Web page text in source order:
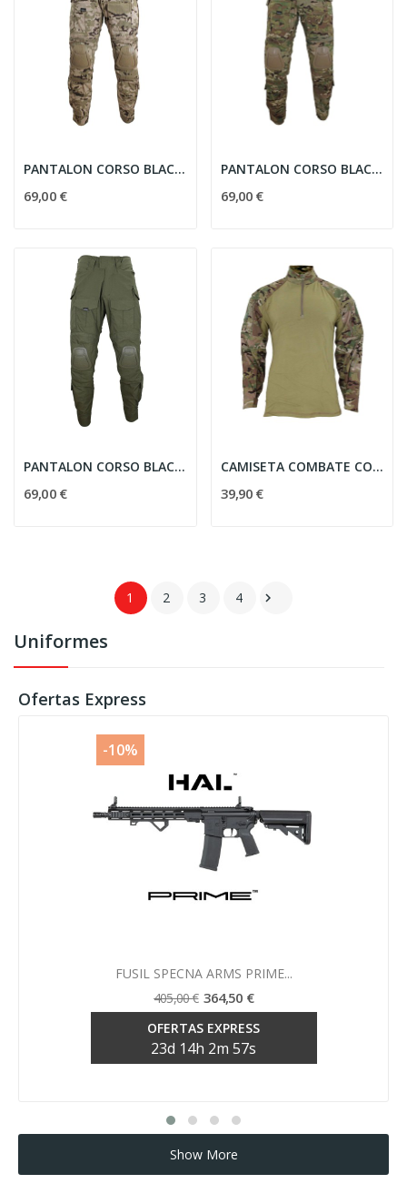
Uniformes
Ofertas Express
Vista rápida
FUSIL SPECNA ARMS PRIME...
405,00 € 364,50 €
OFERTAS EXPRESS
23d 14h 2m 56s
-10%
Show More
PANTALON CORSO BLACKBEARD COMBATE PIX. ARIDO
69,00 €
PANTALON CORSO BLACKBEARD COMBATE MULTICAM (L)
69,00 €
PANTALON CORSO BLACKBEARD COMBATE RANGER GREEN
69,00 €
CAMISETA COMBATE CORSO BLACKBEARD MULTICAM
39,90 €
1 2 3 4 